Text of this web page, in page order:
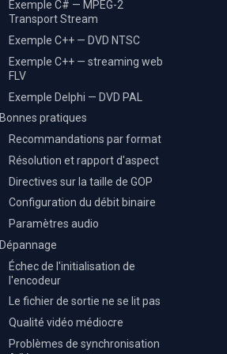
Exemple C# — MPEG-2
Transport Stream
Exemple C++ — DVD NTSC
Exemple C++ — streaming web
FLV
Exemple Delphi — DVD PAL
Bonnes pratiques
Recommandations par format
Résolution et rapport d'aspect
Directives sur la taille de GOP
Configuration du débit binaire
Paramètres audio
Dépannage
Échec de l'initialisation de
l'encodeur
Le fichier de sortie ne se lit pas
Qualité vidéo médiocre
Problèmes de synchronisation